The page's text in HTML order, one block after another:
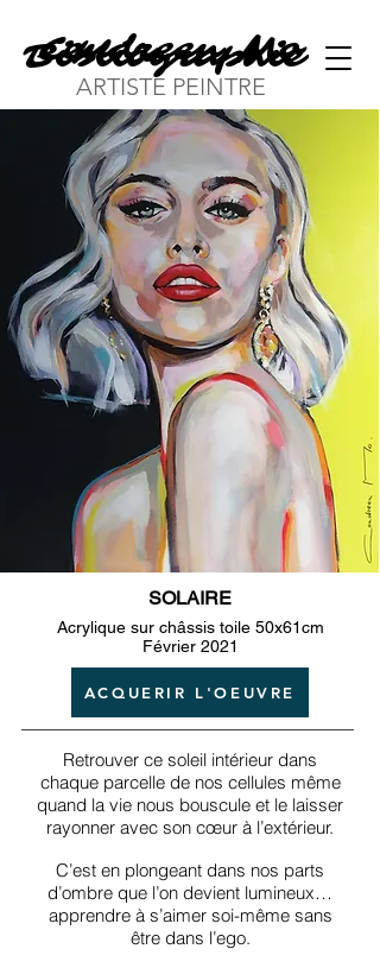
Bibliographie
Cendreen Mo
ARTISTE PEINTRE
SOLAIRE
Acrylique sur châssis toile 50x61cm
Février 2021
ACQUERIR L'OEUVRE
Retrouver ce soleil intérieur dans
chaque parcelle de nos cellules même
quand la vie nous bouscule et le laisser
rayonner avec son cœur à l’extérieur.
C’est en plongeant dans nos parts
d’ombre que l’on devient lumineux…
apprendre à s’aimer soi-même sans
être dans l’ego.